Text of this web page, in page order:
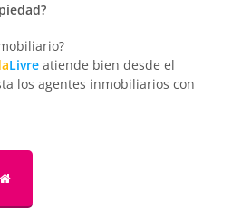
Livre atiende bien desde el
los agentes inmobiliarios con